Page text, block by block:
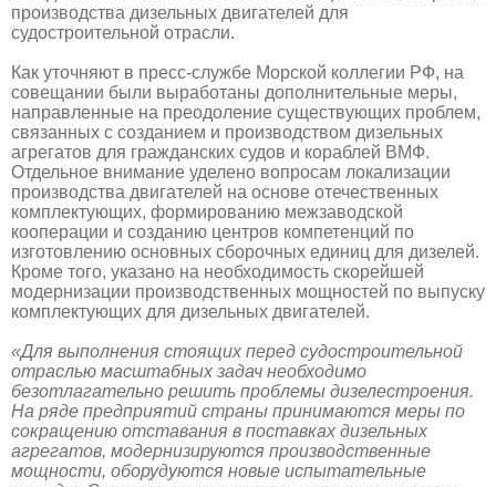
производства дизельных двигателей для
судостроительной отрасли.
Как уточняют в пресс-службе Морской коллегии РФ, на
совещании были выработаны дополнительные меры,
направленные на преодоление существующих проблем,
связанных с созданием и производством дизельных
агрегатов для гражданских судов и кораблей ВМФ.
Отдельное внимание уделено вопросам локализации
производства двигателей на основе отечественных
комплектующих, формированию межзаводской
кооперации и созданию центров компетенций по
изготовлению основных сборочных единиц для дизелей.
Кроме того, указано на необходимость скорейшей
модернизации производственных мощностей по выпуску
комплектующих для дизельных двигателей.
«Для выполнения стоящих перед судостроительной
отраслью масштабных задач необходимо
безотлагательно решить проблемы дизелестроения.
На ряде предприятий страны принимаются меры по
сокращению отставания в поставках дизельных
агрегатов, модернизируются производственные
мощности, оборудуются новые испытательные